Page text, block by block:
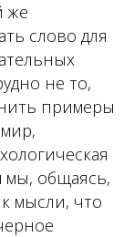
же
слово для
не то,
примеры
мы, общаясь,
мысли, что